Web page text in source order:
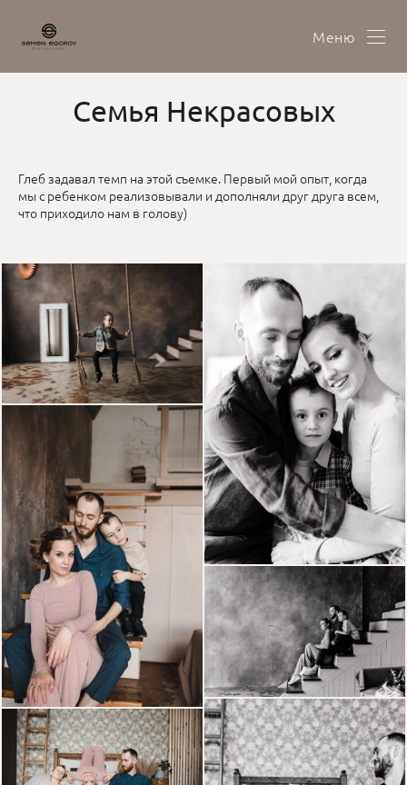
Меню
Семья Некрасовых
Глеб задавал темп на этой съемке. Первый мой опыт, когда
мы с ребенком реализовывали и дополняли друг друга всем,
что приходило нам в голову)